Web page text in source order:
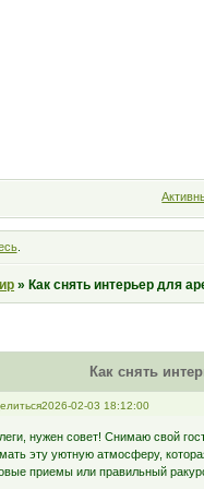
.
»Как снять интерьер для
Как снять
2026-02-03 18:12:00
нужен совет! Снимаю свой
эту уютную атмосферу,
приемы или правильный